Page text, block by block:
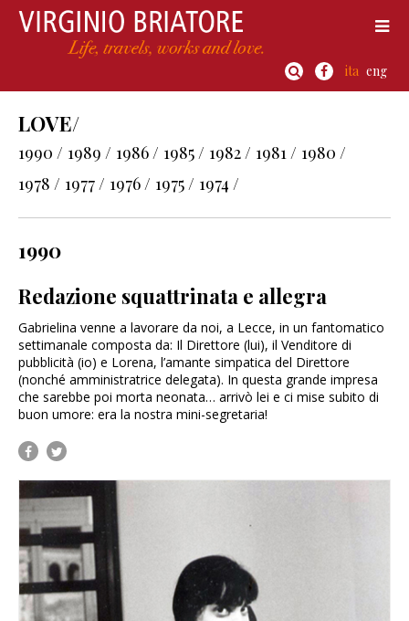
ita eng
LOVE/
1990 / 1989 / 1986 / 1985 / 1982 / 1981 / 1980 /
1978 / 1977 / 1976 / 1975 / 1974 /
1990
Redazione squattrinata e allegra
Gabrielina venne a lavorare da noi, a Lecce, in un fantomatico
settimanale composta da: Il Direttore (lui), il Venditore di
pubblicità (io) e Lorena, l’amante simpatica del Direttore
(nonché amministratrice delegata). In questa grande impresa
che sarebbe poi morta neonata… arrivò lei e ci mise subito di
buon umore: era la nostra mini-segretaria!